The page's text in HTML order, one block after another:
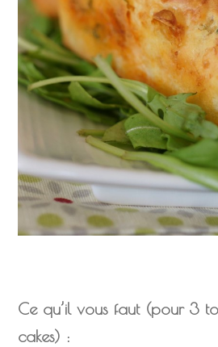
Ce qu’il vous faut (pour 3
cakes) :